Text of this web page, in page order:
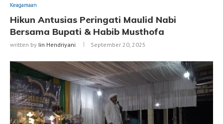
Keagamaan
Hikun Antusias Peringati Maulid Nabi
Bersama Bupati & Habib Musthofa
written by Iin Hendriyani September 20, 2025